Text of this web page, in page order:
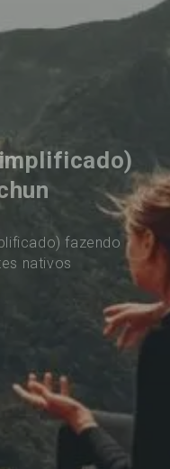
fazendo
nativos